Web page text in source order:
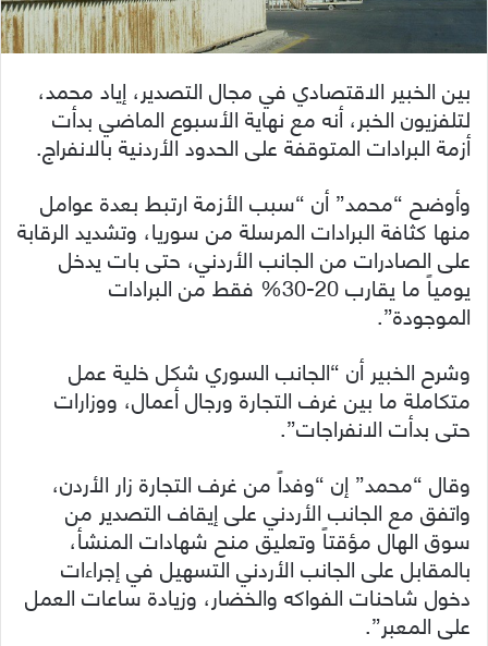
بين الخبير الاقتصادي في مجال التصدير، إياد محمد،
لتلفزيون الخبر، أنه مع نهاية الأسبوع الماضي بدأت
أزمة البرادات المتوقفة على الحدود الأردنية بالانفراج.
وأوضح “محمد” أن “سبب الأزمة ارتبط بعدة عوامل
منها كثافة البرادات المرسلة من سوريا، وتشديد الرقابة
على الصادرات من الجانب الأردني، حتى بات يدخل
يومياً ما يقارب 20-30% فقط من البرادات
الموجودة”.
وشرح الخبير أن “الجانب السوري شكل خلية عمل
متكاملة ما بين غرف التجارة ورجال أعمال، ووزارات
حتى بدأت الانفراجات”.
وقال “محمد” إن “وفداً من غرف التجارة زار الأردن،
واتفق مع الجانب الأردني على إيقاف التصدير من
سوق الهال مؤقتاً وتعليق منح شهادات المنشأ،
بالمقابل على الجانب الأردني التسهيل في إجراءات
دخول شاحنات الفواكه والخضار، وزيادة ساعات العمل
على المعبر”.